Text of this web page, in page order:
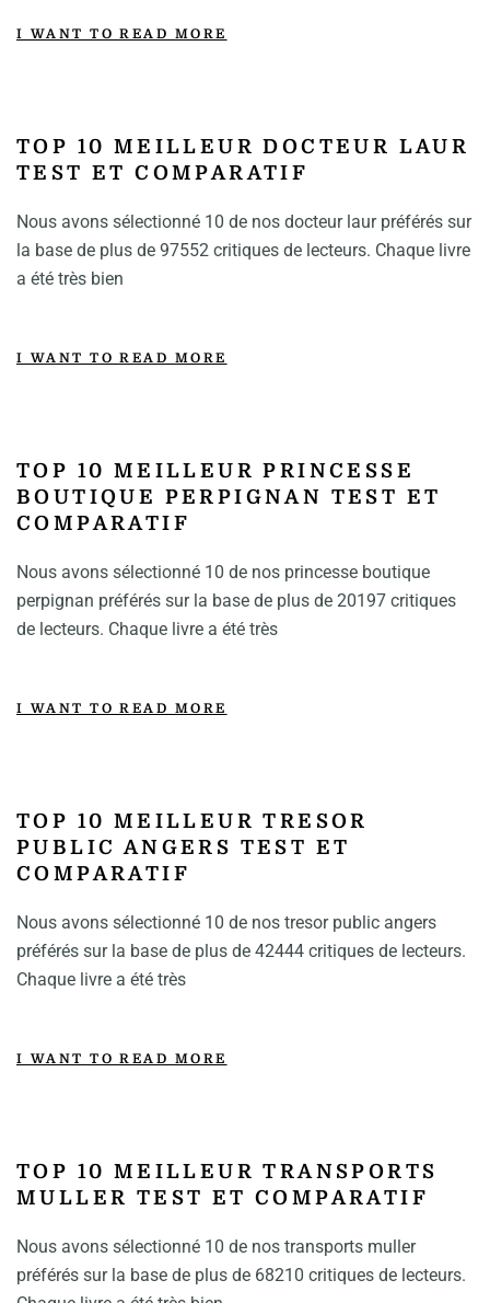
I WANT TO READ MORE
TOP 10 MEILLEUR DOCTEUR LAUR
TEST ET COMPARATIF
Nous avons sélectionné 10 de nos docteur laur préférés sur
la base de plus de 97552 critiques de lecteurs. Chaque livre
a été très bien
I WANT TO READ MORE
TOP 10 MEILLEUR PRINCESSE
BOUTIQUE PERPIGNAN TEST ET
COMPARATIF
Nous avons sélectionné 10 de nos princesse boutique
perpignan préférés sur la base de plus de 20197 critiques
de lecteurs. Chaque livre a été très
I WANT TO READ MORE
TOP 10 MEILLEUR TRESOR
PUBLIC ANGERS TEST ET
COMPARATIF
Nous avons sélectionné 10 de nos tresor public angers
préférés sur la base de plus de 42444 critiques de lecteurs.
Chaque livre a été très
I WANT TO READ MORE
TOP 10 MEILLEUR TRANSPORTS
MULLER TEST ET COMPARATIF
Nous avons sélectionné 10 de nos transports muller
préférés sur la base de plus de 68210 critiques de lecteurs.